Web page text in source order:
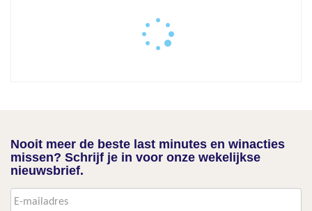
Nooit meer de beste last minutes en winacties
missen? Schrijf je in voor onze wekelijkse
nieuwsbrief.